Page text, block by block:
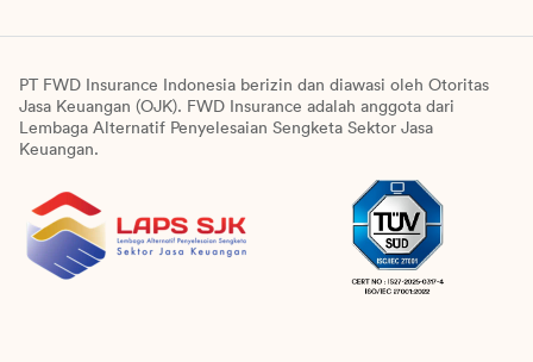
PT FWD Insurance Indonesia berizin dan diawasi oleh Otoritas
Jasa Keuangan (OJK). FWD Insurance adalah anggota dari
Lembaga Alternatif Penyelesaian Sengketa Sektor Jasa
Keuangan.